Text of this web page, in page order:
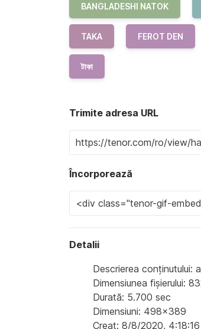
BANGLADESHI NATOK
TAKA FEROT DEN
টাকা
Trimite adresa URL
Încorporează
Detalii
Descrierea
Dimensiunea fișierului:
Durată: 5.700 sec
Dimensiuni: 498x389
Creat: 8/8/2020,